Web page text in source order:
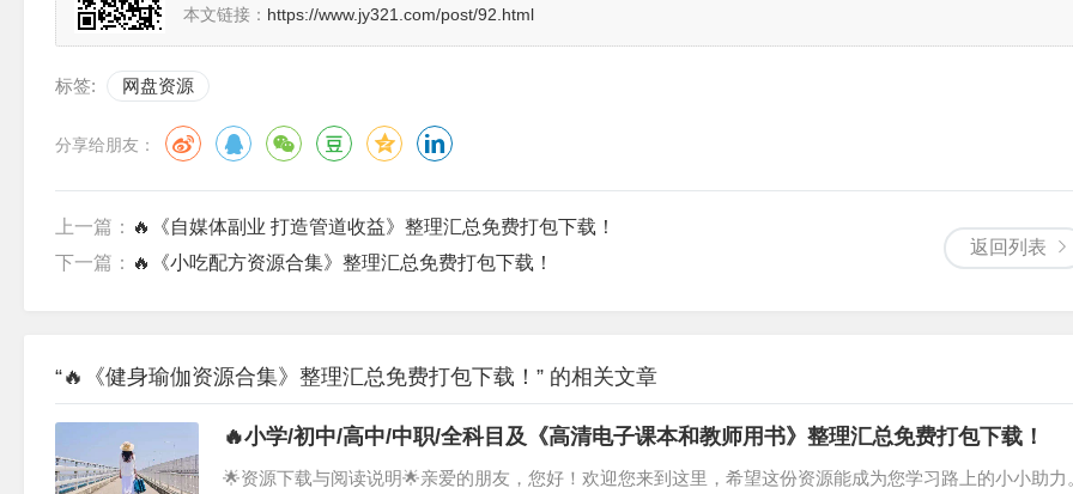
本文链接： https://www.jy321.com/post/92.html
标签: 网盘资源
分享给朋友：
返回列表
上一篇： 🔥《自媒体副业 打造管道收益》整理汇总免费打包下载！
下一篇： 🔥《小吃配方资源合集》整理汇总免费打包下载！
“🔥《健身瑜伽资源合集》整理汇总免费打包下载！” 的相关文章
🔥小学/初中/高中/中职/全科目及《高清电子课本和教师用书》整理汇总免费打包下载！
🌟资源下载与阅读说明🌟亲爱的朋友，您好！欢迎您来到这里，希望这份资源能成为您学习路上的小小助力